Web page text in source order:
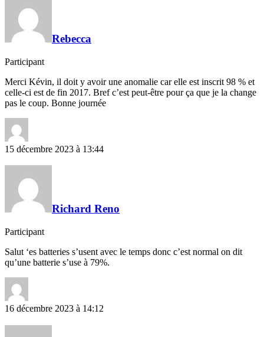
Rebecca
Participant
Merci Kévin, il doit y avoir une anomalie car elle est inscrit 98 % et
celle-ci est de fin 2017. Bref c’est peut-être pour ça que je la change
pas le coup. Bonne journée
15 décembre 2023 à 13:44
Richard Reno
Participant
Salut ‘es batteries s’usent avec le temps donc c’est normal on dit
qu’une batterie s’use à 79%.
16 décembre 2023 à 14:12